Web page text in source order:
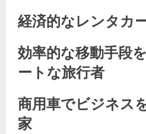
経済的なレンタカ
効率的な移動手段
ートな旅行者
商用車でビジネス
家